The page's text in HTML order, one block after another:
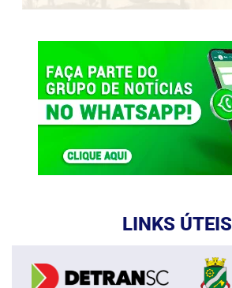
LINKS ÚTEIS